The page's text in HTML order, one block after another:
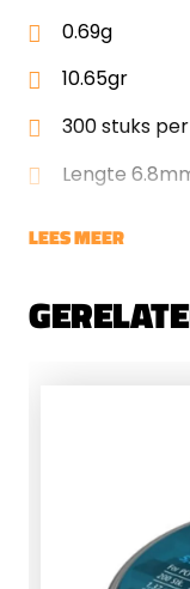
0.69g
10.65gr
300 stuks
Lengte
LEES MEER